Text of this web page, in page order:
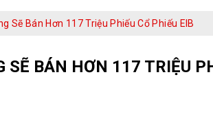
Sẽ Bán Hơn 117 Triệu Phiếu Cổ Phiếu EIB
BÁN HƠN 117 TRIỆU